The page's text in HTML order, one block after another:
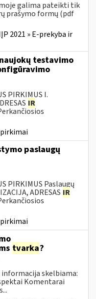
galima pateikti tik
prašymo formų (pdf
2021 » E-prekyba ir
naujokų testavimo
PIRKIMUS I.
IR
paslaugų
PIRKIMUS Paslaugų
ADRESAS IR
tvarka?
informacija skelbiama:
Komentarai